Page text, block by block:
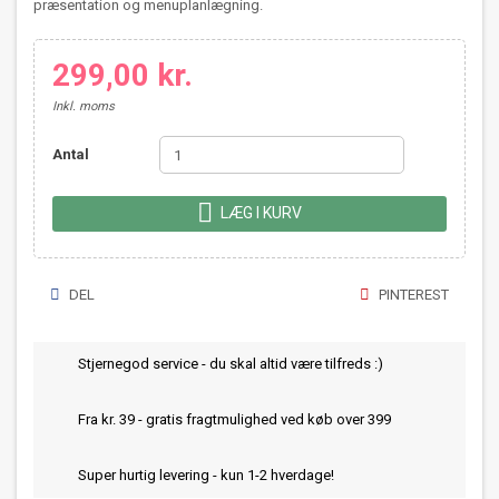
præsentation og menuplanlægning.
299,00 kr.
Inkl. moms
Antal
 LÆG I KURV
DEL PINTEREST
Stjernegod service - du skal altid være tilfreds :)
Fra kr. 39 - gratis fragtmulighed ved køb over 399
Super hurtig levering - kun 1-2 hverdage!